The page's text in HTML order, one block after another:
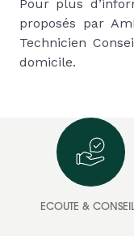
Pour plus
proposés par
Technicien
domicile.
ECOUTE &